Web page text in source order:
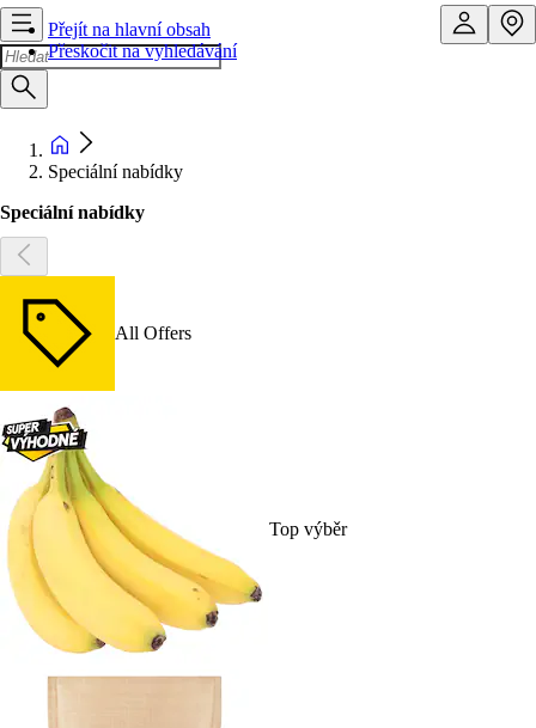
Přejít na hlavní obsah
Přeskočit na vyhledávání
Speciální nabídky
Speciální nabídky
All Offers
Top výběr